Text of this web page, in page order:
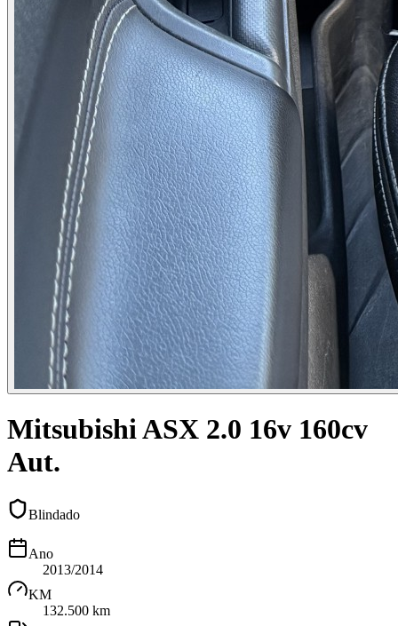
Mitsubishi ASX 2.0 16v 160cv
Aut.
Blindado
Ano
2013/2014
KM
132.500 km